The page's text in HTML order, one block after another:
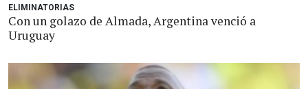
ELIMINATORIAS
Con un golazo de Almada, Argentina venció a
Uruguay